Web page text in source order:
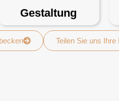
Gestaltung
Teilen Sie uns Ihre